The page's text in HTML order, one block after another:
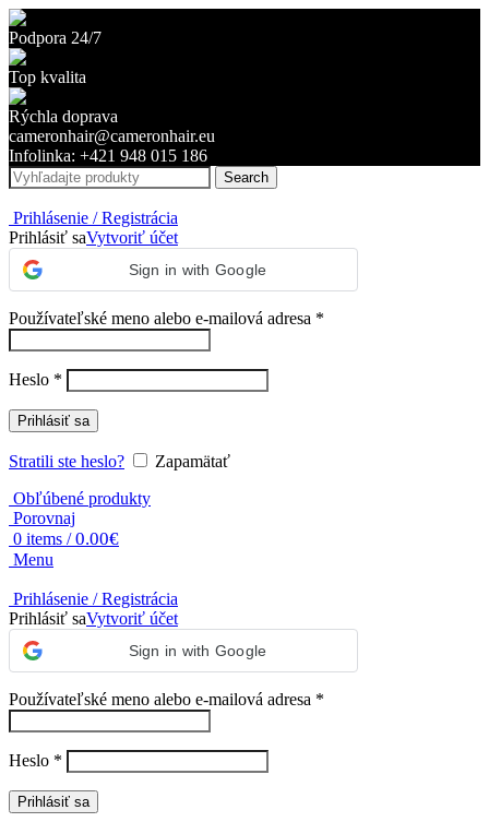
Podpora 24/7
Top kvalita
Rýchla doprava
cameronhair@cameronhair.eu
Infolinka: +421 948 015 186
Search
Prihlásenie / Registrácia
Prihlásiť saVytvoriť účet
Sign in with Google
Používateľské meno alebo e-mailová adresa *
Heslo * Povinné
Prihlásiť sa
Stratili ste heslo?
Zapamätať
Obľúbené produkty
Porovnaj
0 items / 0.00€
Menu
Prihlásenie / Registrácia
Prihlásiť saVytvoriť účet
Sign in with Google
Používateľské meno alebo e-mailová adresa *
Heslo * Povinné
Prihlásiť sa